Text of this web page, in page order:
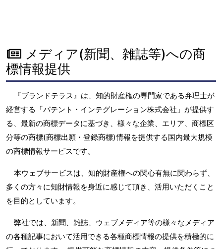
メディア(新聞、雑誌等)への商
標情報提供
『ブランドテラス』は、知的財産権の専門家である弁理士が
経営する「パテント・インテグレーション株式会社」が提供す
る、最新の商標データに基づき、様々な企業、エリア、商標区
分等の商標(商標出願・登録商標)情報を提供する国内最大規模
の商標情報サービスです。
本ウェブサービスは、知的財産権への関心有無に関わらず、
多くの方々に知財情報を身近に感じて頂き、活用いただくこと
を目的としています。
弊社では、新聞、雑誌、ウェブメディア等の様々なメディア
の各種記事において活用できる各種商標情報の提供を積極的に